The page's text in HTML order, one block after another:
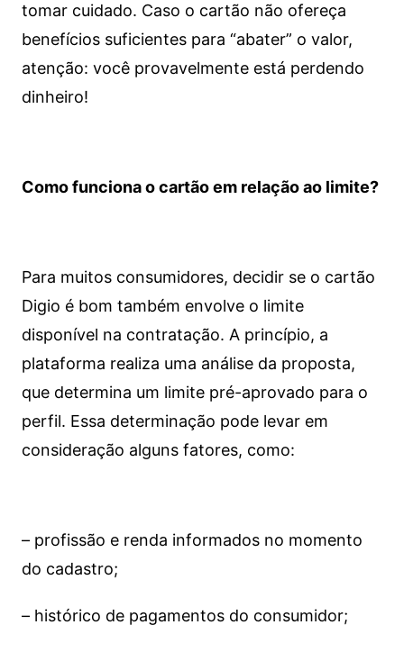
tomar cuidado. Caso o cartão não ofereça
benefícios suficientes para “abater” o valor,
atenção: você provavelmente está perdendo
dinheiro!
Como funciona o cartão em relação ao limite?
Para muitos consumidores, decidir se o cartão
Digio é bom também envolve o limite
disponível na contratação. A princípio, a
plataforma realiza uma análise da proposta,
que determina um limite pré-aprovado para o
perfil. Essa determinação pode levar em
consideração alguns fatores, como:
– profissão e renda informados no momento
do cadastro;
– histórico de pagamentos do consumidor;